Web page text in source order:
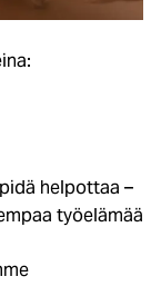
helpottaa –
työelämää